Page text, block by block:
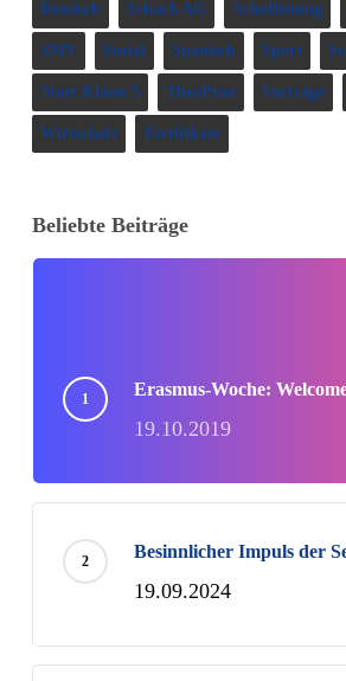
Russisch Schach AG Schulleitung
SMV Sozial Spanisch Sport
Start Klasse 5 TheoPrax Vorträge
Wirtschaft Zertifikate
Beliebte Beiträge
Erasmus-Woche:
19.10.2019
Besinnlicher Impuls der
19.09.2024